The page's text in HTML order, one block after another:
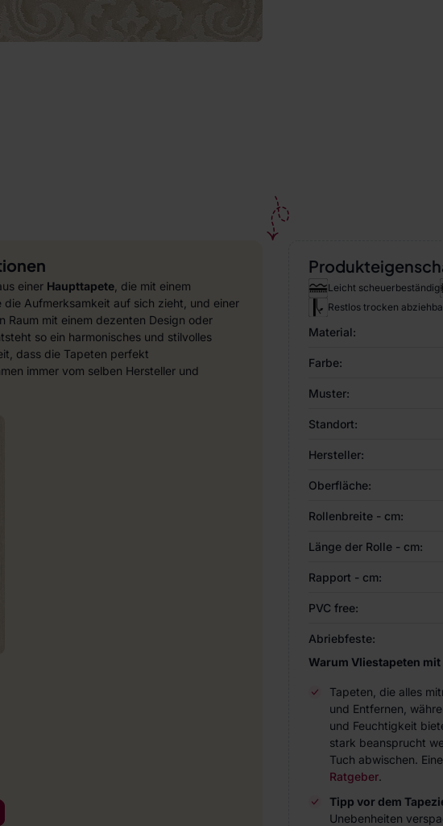
Leicht scheuerbeständig
Restlos trocken
Material:
Farbe:
Muster:
Standort:
Hersteller:
Oberfläche:
Rollenbreite - cm:
Länge der Rolle - cm:
Rapport - cm:
PVC free:
Abriebfeste:
Warum Vliestapeten
Tapeten, die alles
und Entfernen,
und Feuchtigkeit
stark beansprucht
Tuch abwischen.
Ratgeber.
Tipp vor dem
Unebenheiten
einer Haupttapete , die mit einem
Aufmerksamkeit auf sich zieht, und einer
Raum mit einem dezenten Design oder
so ein harmonisches und stilvolles
dass die Tapeten perfekt
immer vom selben Hersteller und